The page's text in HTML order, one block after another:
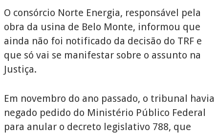
O consórcio Norte Energia, responsável pela
obra da usina de Belo Monte, informou que
ainda não foi notificado da decisão do TRF e
que só vai se manifestar sobre o assunto na
Justiça.
Em novembro do ano passado, o tribunal havia
negado pedido do Ministério Público Federal
para anular o decreto legislativo 788, que